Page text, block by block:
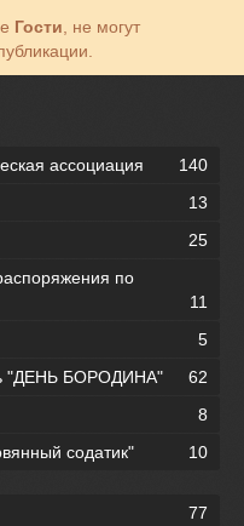
Гости , не могут
ассоциация
140
13
25
по
11
5
"ДЕНЬ БОРОДИНА"
62
8
содатик"
10
77